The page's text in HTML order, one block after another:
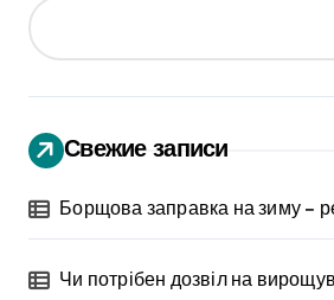
Свежие записи
Борщова заправка на зиму –
Чи потрібен дозвіл на